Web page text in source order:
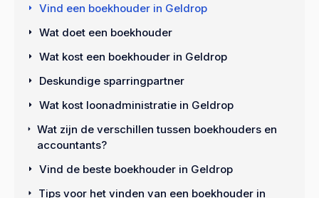
Vind een boekhouder in Geldrop
Wat doet een boekhouder
Wat kost een boekhouder in Geldrop
Deskundige sparringpartner
Wat kost loonadministratie in Geldrop
Wat zijn de verschillen tussen boekhouders en
accountants?
Vind de beste boekhouder in Geldrop
Tips voor het vinden van een boekhouder in